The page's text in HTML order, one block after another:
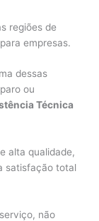
regiões de
empresas.
dessas
ou
Técnica
alta qualidade,
satisfação total
não